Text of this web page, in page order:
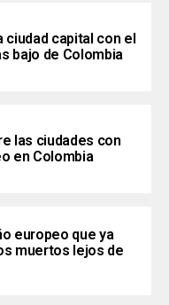
ciudad capital con el
bajo de Colombia
las ciudades con
en Colombia
europeo que ya
muertos lejos de